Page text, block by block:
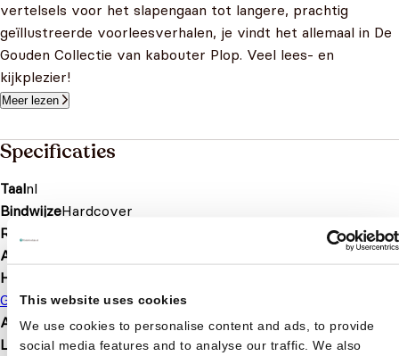
This website uses cookies
We use cookies to personalise content and ads, to provide
social media features and to analyse our traffic. We also
vertelsels voor het slapengaan tot langere, prachtig
geïllustreerde voorleesverhalen, je vindt het allemaal in De
Gouden Collectie van kabouter Plop. Veel lees- en
kijkplezier!
Meer lezen
Specificaties
Taalnl
BindwijzeHardcover
Releasedatum
Aantal pagina's
Hoofdauteur
Gert Verhulst
AfbeeldingMet illustraties
Leeftijd3 t/m 8 jaar